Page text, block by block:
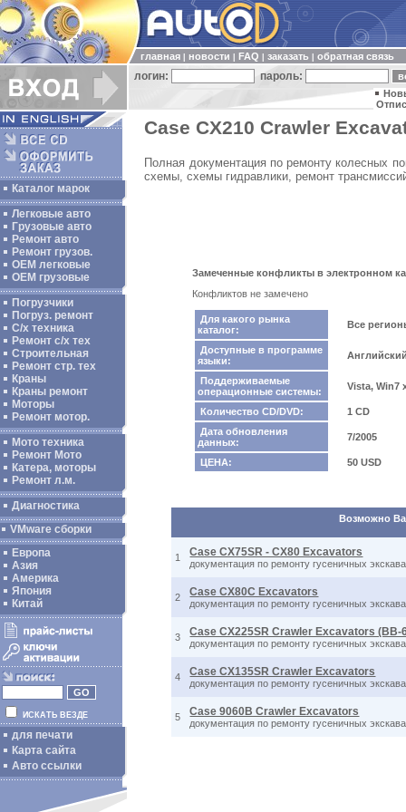
главная новости FAQ заказать обратная связь
логин: пароль:
Каталог марок
Легковые авто
Грузовые авто
Ремонт авто
Ремонт грузов.
ОЕМ легковые
OEM грузовые
Погрузчики
Погруз. ремонт
С/х техника
Ремонт с/х тех
Строительная
Ремонт стр. тех
Краны
Краны ремонт
Моторы
Ремонт мотор.
Мото техника
Ремонт Мото
Катера, моторы
Ремонт л.м.
Диагностика
VMware сборки
Европа
Азия
Америка
Япония
Китай
ИСКАТЬ ВЕЗДЕ
для печати
Карта сайта
Авто ссылки
Case CX210 Crawler
Полная документация по ремонту колесных
схемы, схемы гидравлики, ремонт
Замеченные конфликты в электронном
Конфликтов не замечено
Для какого рынка
каталог:
Все
Доступные в программе
языки:
Поддерживаемые
операционные системы:
Vista, Win7
Количество CD/DVD:
1 CD
Дата обновления
данных:
7/2005
ЦЕНА: 50 USD
Возможно
1 Case CX75SR - CX80 Excavators
документация по ремонту гусеничных
2 Case CX80C Excavators
документация по ремонту гусеничных
3 Case CX225SR Crawler Excavators (BB-
документация по ремонту гусеничных
4 Case CX135SR Crawler Excavators
документация по ремонту гусеничных
5 Case 9060B Crawler Excavators
документация по ремонту гусеничных